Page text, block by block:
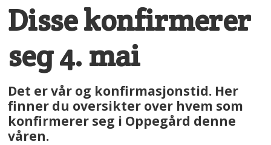
Disse konfirmerer
seg 4. mai
Det er vår og konfirmasjonstid. Her
finner du oversikter over hvem som
konfirmerer seg i Oppegård denne
våren.